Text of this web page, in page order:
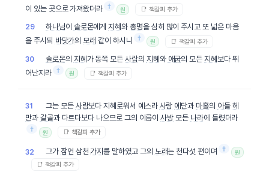
이 있는 곳으로 가져왔더라 † 원 📑 책갈피 추가
29 하나님이 솔로몬에게지혜와총명을 심히 많이 주시고 또 넓은 마음
을 주시되 바닷가의모래 같이 하시니 † 원 📑 책갈피 추가
30 솔로몬의 지혜가 동쪽 모든 사람의 지혜와 애굽의 모든지혜보다 뛰
어난지라 † 원 📑 책갈피 추가
31 그는 모든 사람보다 지혜로워서 예스라 사람 에단과 마홀의 아들 헤
만과 갈골과 다르다보다 나으므로 그의 이름이사방 모든 나라에 들렸더라
†
원 📑 책갈피 추가
32 그가 잠언 삼천가지를 말하였고 그의 노래는 천다섯 편이며 † 원
📑 책갈피 추가